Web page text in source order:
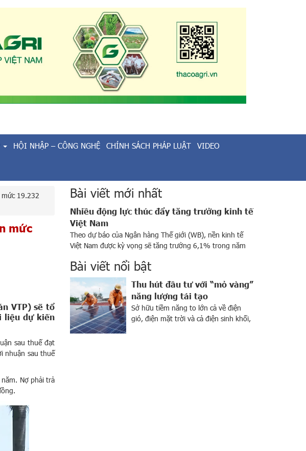
HỘI NHẬP – CÔNG NGHỆ CHÍNH SÁCH PHÁP LUẬT VIDEO
19.232
mức
VTP) sẽ tổ
liệu dự kiến
sau thuế đạt
nhuận sau thuế
Nợ phải trả
Bài viết mới nhất
Nhiều động lực thúc đẩy tăng trưởng kinh tế
Việt Nam
Theo dự báo của Ngân hàng Thế giới (WB), nền kinh tế
Việt Nam được kỳ vọng sẽ tăng trưởng 6,1% trong năm
Theo chuyên gia, dự báo này là phù hợp, thậm chí còn có
thể lạc quan hơn vì Việt Nam đang […]
Bài viết nổi bật
Thu hút đầu tư với “mỏ vàng”
năng lượng tái tạo
Sở hữu tiềm năng to lớn cả về điện
gió, điện mặt trời và cả điện sinh khối,